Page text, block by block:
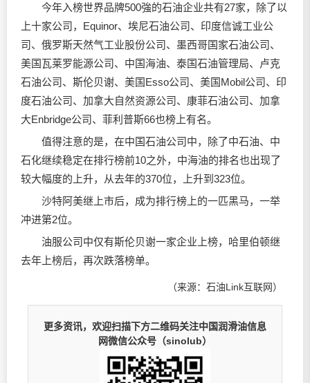
今年入榜世界品牌500強的石油企业共有27家，除了以
上十家公司，Equinor、埃尼石油公司、印度信诚工业公
司、俄罗斯天然气工业股份公司、墨西哥国家石油公司、
美国瓦莱罗能源公司、中国海油、泰国石油管理局、卢克
石油公司、斯伦贝谢、美国Esso公司、美国Mobil公司、印
度石油公司、加拿大自然资源公司、康菲石油公司、加拿
大Enbridge公司、菲利普斯66也榜上有名。
值得注意的是，在中国石油公司中，除了中石油、中
石化继续稳定在排行榜前10之外，中海油的排名也出现了
较大幅度的上升，从去年的370位，上升到323位。
沙特阿美继上市后，成为排行榜上的一匹黑马，一举
冲进第2位。
油服公司中仅有斯伦贝谢一家企业上榜，哈里伯顿继
去年上榜后，再次跌落榜单。
（来源：石油Link互联网）
更多资讯，欢迎扫描下方二维码关注中国润滑油信息
网微信公众号（sinolub）